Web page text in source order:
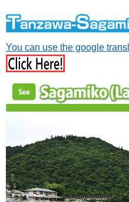
You can use the google